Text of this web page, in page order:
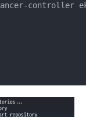
controller